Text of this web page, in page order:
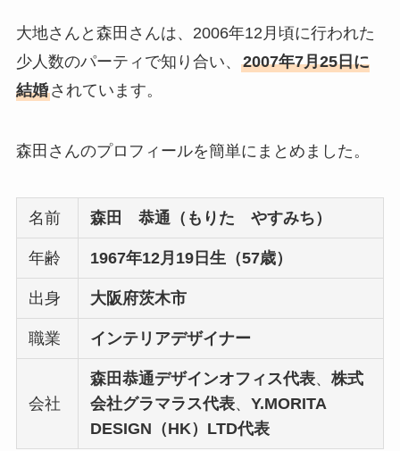
大地さんと森田さんは、2006年12月頃に行われた
少人数のパーティで知り合い、 2007年7月25日に
結婚されています。
森田さんのプロフィールを簡単にまとめました。
名前 森田 恭通（もりた やすみち）
年齢 1967年12月19日生（57歳）
出身 大阪府茨木市
職業 インテリアデザイナー
会社
森田恭通デザインオフィス代表、株式
会社グラマラス代表、Y.MORITA
DESIGN（HK）LTD代表